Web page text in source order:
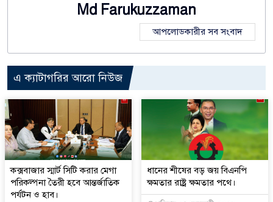
Md Farukuzzaman
আপলোডকারীর সব সংবাদ
এ ক্যাটাগরির আরো নিউজ
কক্সবাজার স্মার্ট সিটি করার মেগা
পরিকল্পনা তৈরী হবে আন্তর্জাতিক
পর্যটন ও হাব।
ধানের শীষের বড় জয় বিএনপি
ক্ষমতার রাষ্ট্র ক্ষমতার পথে।